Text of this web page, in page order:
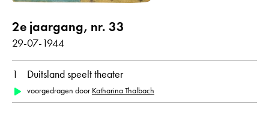
2e jaargang, nr. 33
29-07-1944
1 Duitsland speelt theater
voorgedragen door Katharina Thalbach